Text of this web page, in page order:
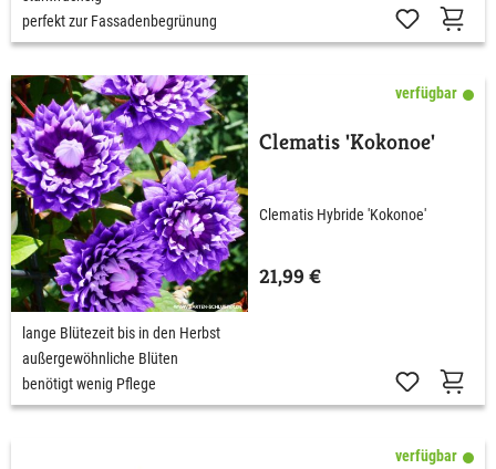
perfekt zur Fassadenbegrünung
verfügbar
Clematis 'Kokonoe'
Clematis Hybride 'Kokonoe'
21,99 €
lange Blütezeit bis in den Herbst
außergewöhnliche Blüten
benötigt wenig Pflege
verfügbar